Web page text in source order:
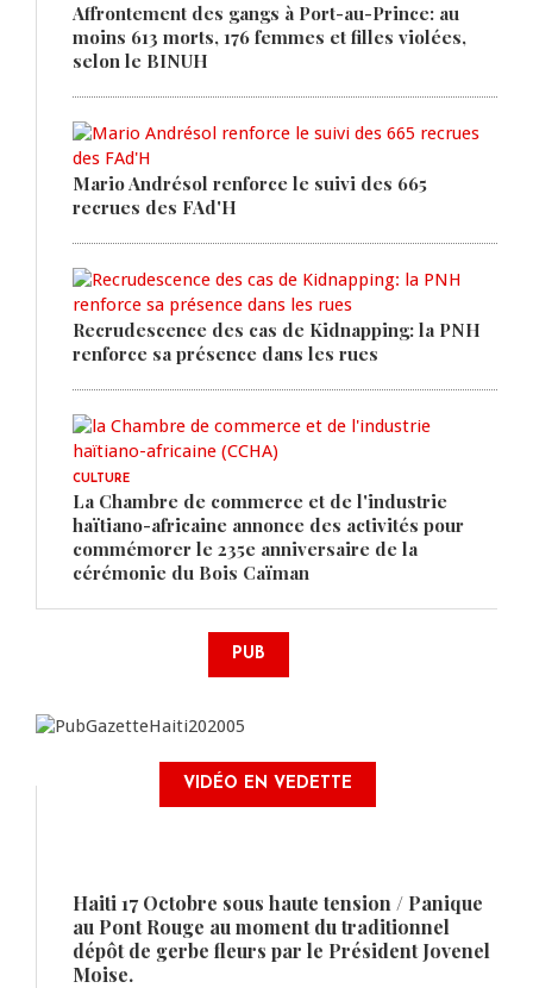
Affrontement des gangs à Port-au-Prince: au
moins 613 morts, 176 femmes et filles violées,
selon le BINUH
Mario Andrésol renforce le suivi des 665
recrues des FAd'H
Recrudescence des cas de Kidnapping: la PNH
renforce sa présence dans les rues
CULTURE
La Chambre de commerce et de l'industrie
haïtiano-africaine annonce des activités pour
commémorer le 235e anniversaire de la
cérémonie du Bois Caïman
PUB
VIDÉO EN VEDETTE
Haiti 17 Octobre sous haute tension / Panique
au Pont Rouge au moment du traditionnel
dépôt de gerbe fleurs par le Président Jovenel
Moise.